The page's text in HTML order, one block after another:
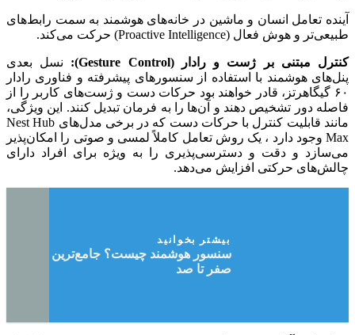
آینده تعامل انسان و ماشین در خانه‌های هوشمند به سمت رابط‌های
طبیعی‌تر و هوش فعال (Proactive Intelligence) حرکت می‌کند.
کنترل مبتنی بر ژست و رادار (Gesture Control):
نسل بعدی
پنل‌های هوشمند با استفاده از سنسورهای پیشرفته و فناوری رادار
۶۰ گیگاهرتز، قادر خواهند بود حرکات دست و ژست‌های کاربر را از
فاصله دور تشخیص دهند و آن‌ها را به فرمان تبدیل کنند. این ویژگی،
مانند قابلیت کنترل با حرکات دست که در برخی مدل‌های Nest Hub
Max وجود دارد ، یک روش تعامل کاملاً لمسی و صوتی را امکان‌پذیر
می‌سازد و دقت و دسترسی‌پذیری را به ویژه برای افراد دارای
چالش‌های حرکتی افزایش می‌دهد.
بیشتر بخوانید
سنسور هوشمند چیست؟ جامع‌ترین راهنمای
صفر تا صد